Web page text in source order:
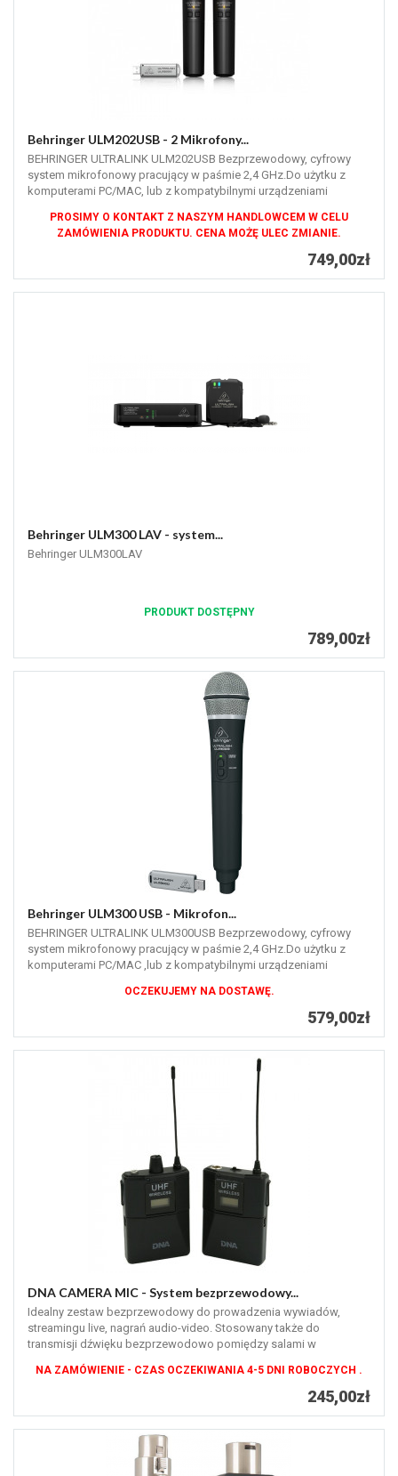
Behringer ULM202USB - 2 Mikrofony...
BEHRINGER ULTRALINK ULM202USB Bezprzewodowy, cyfrowy
system mikrofonowy pracujący w paśmie 2,4 GHz.Do użytku z
komputerami PC/MAC, lub z kompatybilnymi urządzeniami
PROSIMY O KONTAKT Z NASZYM HANDLOWCEM W CELU
ZAMÓWIENIA PRODUKTU. CENA MOŻĘ ULEC ZMIANIE.
749,00zł
Behringer ULM300 LAV - system...
Behringer ULM300LAV
PRODUKT DOSTĘPNY
789,00zł
Behringer ULM300 USB - Mikrofon...
BEHRINGER ULTRALINK ULM300USB Bezprzewodowy, cyfrowy
system mikrofonowy pracujący w paśmie 2,4 GHz.Do użytku z
komputerami PC/MAC ,lub z kompatybilnymi urządzeniami
OCZEKUJEMY NA DOSTAWĘ.
579,00zł
DNA CAMERA MIC - System bezprzewodowy...
Idealny zestaw bezprzewodowy do prowadzenia wywiadów,
streamingu live, nagrań audio-video. Stosowany także do
transmisji dźwięku bezprzewodowo pomiędzy salami w
restauracjach, domach weselnych,...
NA ZAMÓWIENIE - CZAS OCZEKIWANIA 4-5 DNI ROBOCZYCH .
245,00zł